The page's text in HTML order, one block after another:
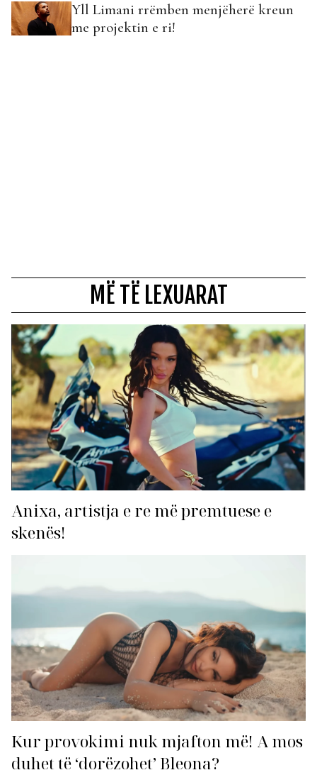
Yll Limani rrëmben menjëherë kreun
me projektin e ri!
MË TË LEXUARAT
Anixa, artistja e re më premtuese e
skenës!
Kur provokimi nuk mjafton më! A mos
duhet të ‘dorëzohet’ Bleona?